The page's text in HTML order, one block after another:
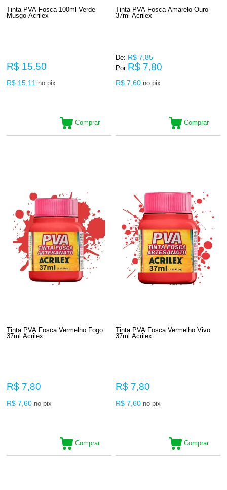
Tinta PVA Fosca 100ml Verde
Musgo Acrilex
R$ 15,50
R$ 15,11 no pix
Comprar
Tinta PVA Fosca Amarelo Ouro
37ml Acrilex
De: R$ 7,85
Por:R$ 7,80
R$ 7,60 no pix
Comprar
Tinta PVA Fosca Vermelho Fogo
37ml Acrilex
R$ 7,80
R$ 7,60 no pix
Comprar
Tinta PVA Fosca Vermelho Vivo
37ml Acrilex
R$ 7,80
R$ 7,60 no pix
Comprar